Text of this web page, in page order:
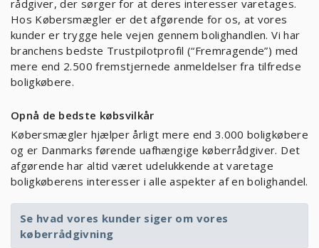
rådgiver, der sørger for at deres interesser varetages.
Hos Købersmægler er det afgørende for os, at vores
kunder er trygge hele vejen gennem bolighandlen. Vi har
branchens bedste Trustpilotprofil (“Fremragende”) med
mere end 2.500 fremstjernede anmeldelser fra tilfredse
boligkøbere.
Opnå de bedste købsvilkår
Købersmægler hjælper årligt mere end 3.000 boligkøbere
og er Danmarks førende uafhængige køberrådgiver. Det
afgørende har altid været udelukkende at varetage
boligkøberens interesser i alle aspekter af en bolighandel.
Se hvad vores kunder siger om vores
køberrådgivning